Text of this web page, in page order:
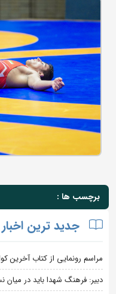
برچسب ها :
جدید ترین
مراسم رونمایی از کتاب آخرین
دبیر: فرهنگ شهدا باید در